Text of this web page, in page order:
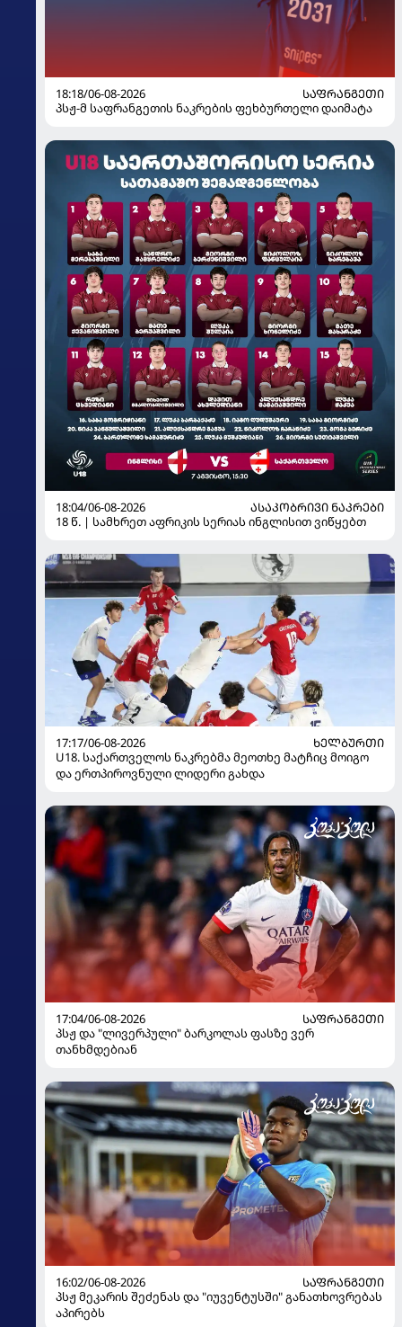
18:18/06-08-2026
ᲡᲐᲤᲠᲐᲜᲒᲔᲗᲘ
პსჟ-მ საფრანგეთის ნაკრების ფეხბურთელი დაიმატა
18:04/06-08-2026
ᲐᲡᲐᲙᲝᲑᲠᲘᲕᲘ ᲜᲐᲙᲠᲔᲑᲘ
18 წ. | სამხრეთ აფრიკის სერიას ინგლისით ვიწყებთ
17:17/06-08-2026
ᲮᲔᲚᲑᲣᲠᲗᲘ
U18. საქართველოს ნაკრებმა მეოთხე მატჩიც მოიგო
და ერთპიროვნული ლიდერი გახდა
17:04/06-08-2026
ᲡᲐᲤᲠᲐᲜᲒᲔᲗᲘ
პსჟ და "ლივერპული" ბარკოლას ფასზე ვერ
თანხმდებიან
16:02/06-08-2026
ᲡᲐᲤᲠᲐᲜᲒᲔᲗᲘ
პსჟ მეკარის შეძენას და "იუვენტუსში" განათხოვრებას
აპირებს